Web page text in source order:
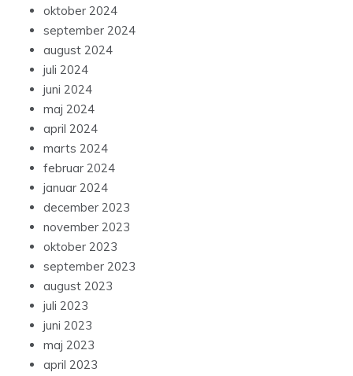
oktober 2024
september 2024
august 2024
juli 2024
juni 2024
maj 2024
april 2024
marts 2024
februar 2024
januar 2024
december 2023
november 2023
oktober 2023
september 2023
august 2023
juli 2023
juni 2023
maj 2023
april 2023